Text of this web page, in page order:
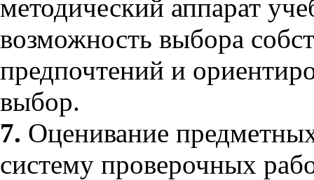
методический аппарат
возможность выбора
предпочтений и
выбор.
7. Оценивание
систему проверочных